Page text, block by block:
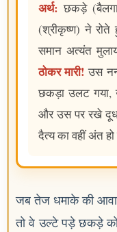
अर्थ: छकड़े
(श्रीकृष्ण) ने रोते
समान अत्यंत
ठोकर मारी! उस
छकड़ा उलट गया,
और उस पर रखे
दैत्य का वहीं अंत हो
जब तेज धमाके की
तो वे उल्टे पड़े छकड़े